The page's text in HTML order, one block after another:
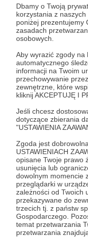
Dbamy o Twoją
korzystania z naszych
poniżej prezentujemy
zasadach
osobowych.
Aby wyrazić zgody na
automatycznego
informacji na Twoim
przechowywanie
zewnętrzne, które
kliknij AKCEPTUJĘ I
Jeśli chcesz
dotyczące zbierania
"USTAWIENIA
Zgoda jest
USTAWIENIACH
opisane Twoje prawo
usunięcia lub
dowolnym momencie
przeglądarki w
zależności od Twoich
przekazywane do
trzecich tj. z państw
Gospodarczego.
temat przetwarzania
przetwarzania
jest po przekazaniu
założenie konta
dostępny jest na
* Zapoznałem się i
Prywatności
* Wyrażam zgodę
osobowych
prawidłowego
Wyrażam zgodę na
informacji
zmieniona w